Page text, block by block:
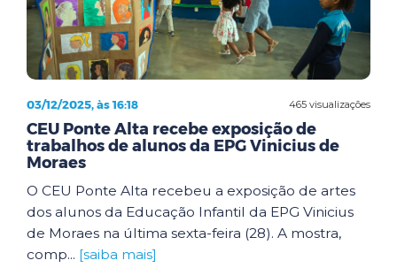
465 visualizações
03/12/2025, às 16:18
CEU Ponte Alta recebe exposição de
trabalhos de alunos da EPG Vinicius de
Moraes
O CEU Ponte Alta recebeu a exposição de artes
dos alunos da Educação Infantil da EPG Vinicius
de Moraes na última sexta-feira (28). A mostra,
comp... [saiba mais]